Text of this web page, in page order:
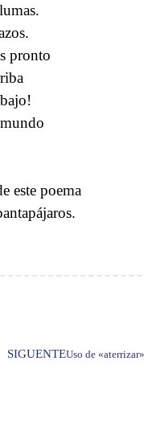
pronto
este poema
SIGUENTEUso de